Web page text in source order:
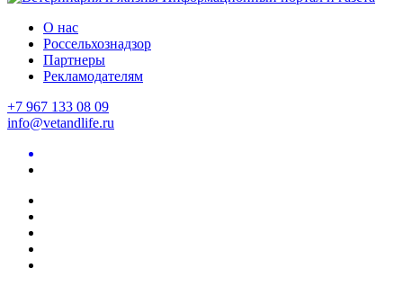
О нас
Россельхознадзор
Партнеры
Рекламодателям
+7 967 133 08 09
info@vetandlife.ru